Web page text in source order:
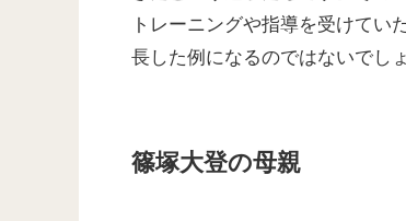
トレーニングや指導を受けてい
長した例になるのではないでし
篠塚大登の母親